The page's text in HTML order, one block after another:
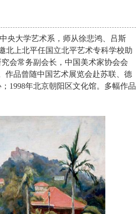
央大学艺术系，师从徐悲鸿、吕斯
北上北平任国立北平艺术专科学校助
会常务副会长，中国美术家协会会
作品曾随中国艺术展览会赴苏联、德
1998年北京朝阳区文化馆。多幅作品